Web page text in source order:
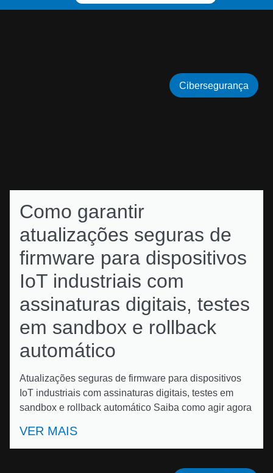
Como garantir
atualizações seguras de
firmware para dispositivos
IoT industriais com
assinaturas digitais, testes
em sandbox e rollback
automático
Atualizações seguras de firmware para dispositivos
IoT industriais com assinaturas digitais, testes em
sandbox e rollback automático Saiba como agir agora
VER MAIS
Cibersegurança